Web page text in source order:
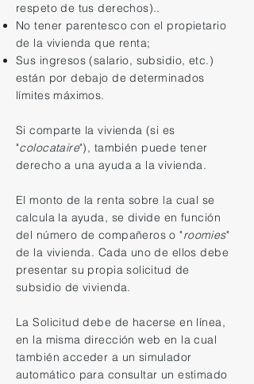
respeto de tus derechos)..
No tener parentesco con el propietario
de la vivienda que renta;
Sus ingresos (salario, subsidio, etc.)
están por debajo de determinados
límites máximos.
Si comparte la vivienda (si es
"colocataire"), también puede tener
derecho a una ayuda a la vivienda.
El monto de la renta sobre la cual se
calcula la ayuda, se divide en función
del número de compañeros o "roomies"
de la vivienda. Cada uno de ellos debe
presentar su propia solicitud de
subsidio de vivienda.
La Solicitud debe de hacerse en línea,
en la misma dirección web en la cual
también acceder a un simulador
automático para consultar un estimado